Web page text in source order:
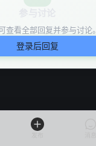
查看全部回复并参与讨论。
登录后回复